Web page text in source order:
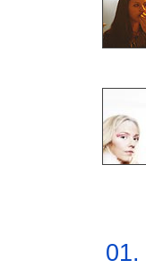
01.